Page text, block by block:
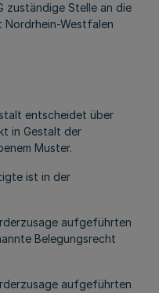
zuständige Stelle an die
Westfalen
entscheidet über
in Gestalt der
Muster.
ist in der
aufgeführten
Belegungsrecht
aufgeführten